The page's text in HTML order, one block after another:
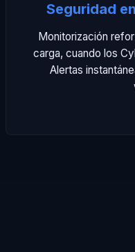
Seguridad
Monitorización
carga, cuando los
Alertas